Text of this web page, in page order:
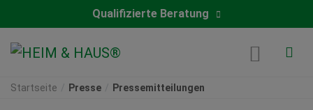
Qualifizierte Beratung
Startseite Presse Pressemitteilungen